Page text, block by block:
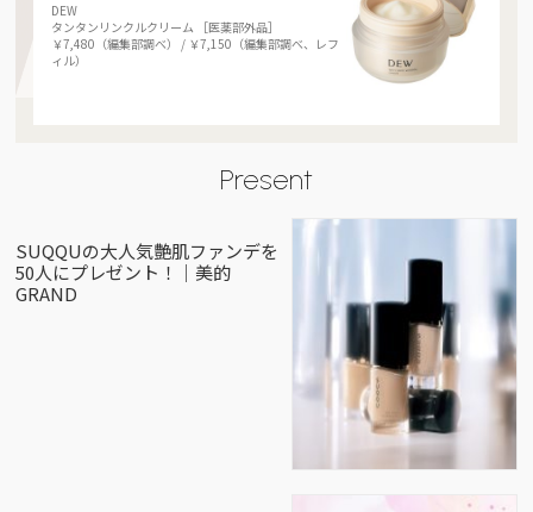
DEW
タンタンリンクルクリーム ［医薬部外品］
￥7,480（編集部調べ） / ￥7,150（編集部調べ、レフ
ィル）
Present
SUQQUの大人気艶肌ファンデを
50人にプレゼント！｜美的
GRAND